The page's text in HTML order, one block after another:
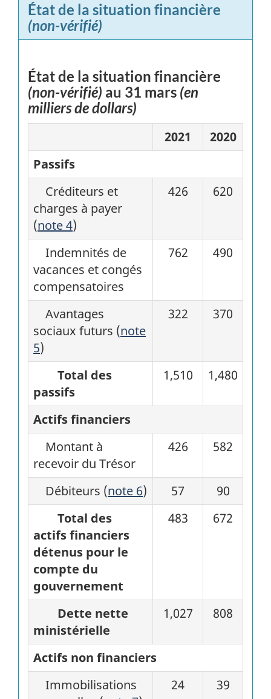
État de la situation financière
(non-vérifié)
État de la situation financière
(non-vérifié) au 31 mars (en
milliers de dollars)
2021
2020
Passifs
Créditeurs et
charges à payer
(note 4)
426 620
Indemnités de
vacances et congés
compensatoires
762 490
Avantages
sociaux futurs (note
5)
322 370
Total des
passifs
1,510 1,480
Actifs financiers
Montant à
recevoir du Trésor
426 582
Débiteurs (note 6) 57
90
Total des
actifs financiers
détenus pour le
compte du
gouvernement
483 672
Dette nette
ministérielle
1,027 808
Actifs non financiers
Immobilisations
24 39